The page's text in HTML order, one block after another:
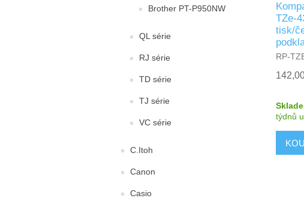
Brother PT-P950NW
QL série
RJ série
TD série
TJ série
VC série
C.Itoh
Canon
Casio
TZe-
tisk/
RP-
týdnů